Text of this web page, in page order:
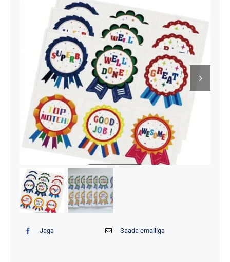
Jaga Saada emailiga